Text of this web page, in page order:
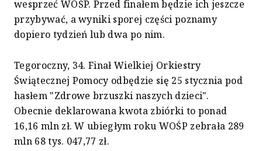
wesprzeć WOŚP. Przed finałem będzie ich jeszcze
przybywać, a wyniki sporej części poznamy
dopiero tydzień lub dwa po nim.
Tegoroczny, 34. Finał Wielkiej Orkiestry
Świątecznej Pomocy odbędzie się 25 stycznia pod
hasłem "Zdrowe brzuszki naszych dzieci".
Obecnie deklarowana kwota zbiórki to ponad
16,16 mln zł. W ubiegłym roku WOŚP zebrała 289
mln 68 tys. 047,77 zł.